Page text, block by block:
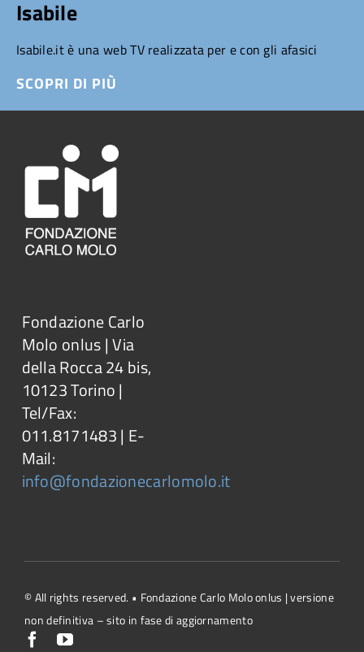
Isabile
Isabile.it è una web TV realizzata per e con gli afasici
SCOPRI DI PIÙ
Fondazione Carlo
Molo onlus | Via
della Rocca 24 bis,
10123 Torino |
Tel/Fax:
011.8171483 | E-
Mail:
info@fondazionecarlomolo.it
© All rights reserved. • Fondazione Carlo Molo onlus | versione
non definitiva – sito in fase di aggiornamento